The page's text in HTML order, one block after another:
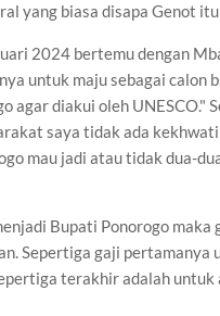
yang biasa disapa Genot
2024 bertemu dengan
untuk maju sebagai calon
agar diakui oleh UNESCO."
saya tidak ada
mau jadi atau tidak dua-
Bupati Ponorogo maka
Sepertiga gaji pertamanya
terakhir adalah